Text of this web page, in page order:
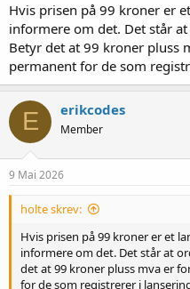
Hvis prisen på 99 kroner er
informere om det. Det står
Betyr det at 99 kroner pluss
permanent for de som
E erikcodes
Member
9 Mai 2026
holte skrev:
Hvis prisen på 99 kroner er et
informere om det. Det står at
det at 99 kroner pluss mva er
for de som registrerer i